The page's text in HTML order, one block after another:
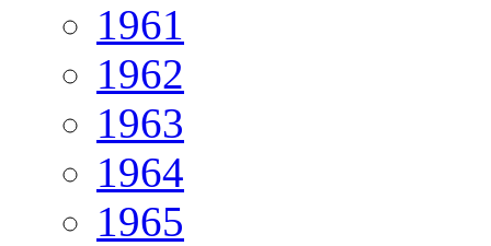
1961
1962
1963
1964
1965